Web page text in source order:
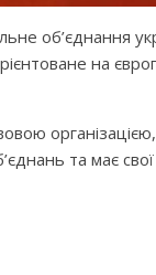
об’єднання
на
та має